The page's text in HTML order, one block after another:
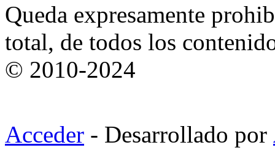
Queda expresamente
total, de todos los
© 2010-2024
Acceder - Desarrollado por